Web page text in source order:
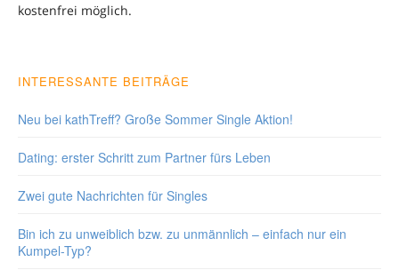
kostenfrei möglich.
INTERESSANTE BEITRÄGE
Neu bei kathTreff? Große Sommer Single Aktion!
Dating: erster Schritt zum Partner fürs Leben
Zwei gute Nachrichten für Singles
Bin ich zu unweiblich bzw. zu unmännlich – einfach nur ein
Kumpel-Typ?